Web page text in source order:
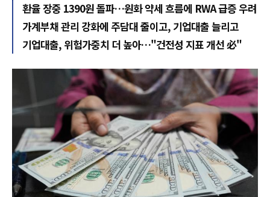
환율 장중 1390원 돌파…원화 약세 흐름에 RWA 급증 우려
가계부채 관리 강화에 주담대 줄이고, 기업대출 늘리고
기업대출, 위험가중치 더 높아…"건전성 지표 개선 必"